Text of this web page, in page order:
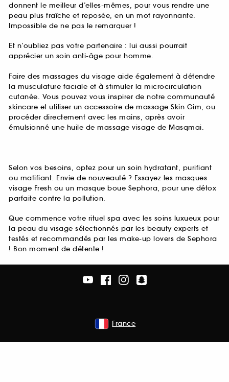
donnent le meilleur d’elles-mêmes, pour vous rendre une
peau plus fraîche et reposée, en un mot rayonnante.
Impossible de ne pas le remarquer !
Et n’oubliez pas votre partenaire : lui aussi pourrait
apprécier un soin anti-âge pour homme.
Faire des massages du visage aide également à détendre
la musculature faciale et à stimuler la microcirculation
cutanée. Vous pouvez vous inspirer de notre communauté
skincare et utiliser un accessoire de massage Skin Gim, ou
procéder directement avec les mains, après avoir
émulsionné une huile de massage visage de Masqmai.
Selon vos besoins, optez pour un soin hydratant, purifiant
ou matifiant. Envie de nouveauté ? Essayez les masques
visage Fresh ou un masque boue Sephora, pour une détox
parfaite contre la pollution.
Que commence votre rituel spa avec les soins luxueux pour
la peau du visage sélectionnés par les beauty experts et
testés et recommandés par les make-up lovers de Sephora
! Bon moment de détente !
France